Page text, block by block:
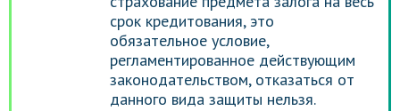
срок кредитования, это
обязательное условие,
регламентированное действующим
законодательством, отказаться от
данного вида защиты нельзя.